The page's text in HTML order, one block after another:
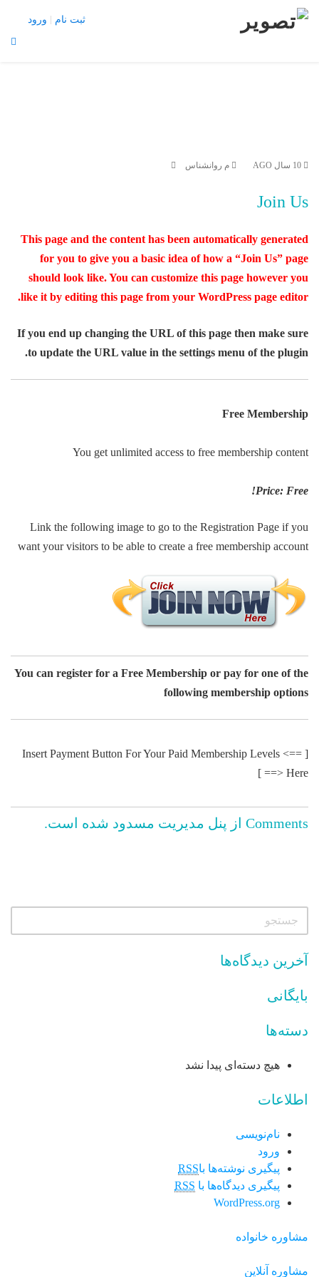
تماس با ما
ثبت نام
چشم پزشکان
خانه
درباره ما
ورود اعضا
ورود ثبت نام
م روانشناس
Join Us
This page and the content has been automatically generated
for you to give you a basic idea of how a “Join Us” page
should look like. You can customize this page however you
like it by editing this page from your WordPress page editor.
If you end up changing the URL of this page then make sure
to update the URL value in the settings menu of the plugin.
Free Membership
You get unlimited access to free membership content
Price: Free!
Link the following image to go to the Registration Page if you
want your visitors to be able to create a free membership account
You can register for a Free Membership or pay for one of the
following membership options
[ ==> Insert Payment Button For Your Paid Membership Levels
Here <== ]
Comments از پنل مدیریت مسدود شده است.
آخرین دیدگاه‌ها
بایگانی
دسته‌ها
هیچ دسته‌ای پیدا نشد
اطلاعات
نام‌نویسی
ورود
پیگیری نوشته‌ها باRSS
پیگیری دیدگاه‌ها با RSS
WordPress.org
مشاوره خانواده
مشاوره آنلاین